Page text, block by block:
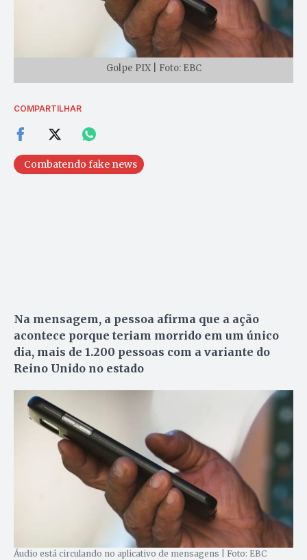
Golpe PIX | Foto: EBC
COMPARTILHAR
Combatendo fake news
Na mensagem, a pessoa afirma que a ação
acontece porque teriam morrido em um único
dia, mais de 1.200 pessoas com a variante do
Reino Unido no estado
Áudio está circulando no aplicativo de mensagens | Foto: EBC